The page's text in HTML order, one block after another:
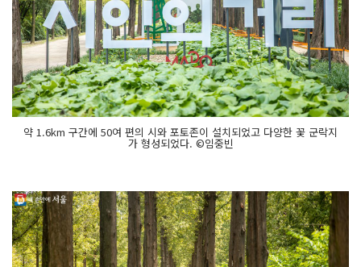
약 1.6km 구간에 50여 편의 시와 포토존이 설치되었고 다양한 꽃 군락지
가 형성되었다. ©임중빈